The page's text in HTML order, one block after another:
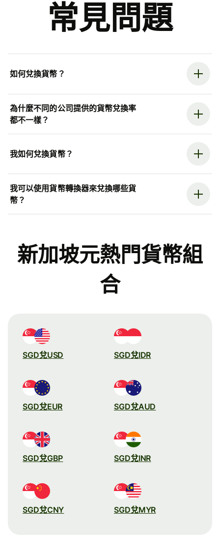
常見問題
如何兌換貨幣？
為什麼不同的公司提供的貨幣兌換率
都不一樣？
我如何兌換貨幣？
我可以使用貨幣轉換器來兌換哪些貨
幣？
新加坡元熱門貨幣組
合
SGD兌USD SGD兌IDR
SGD兌EUR SGD兌AUD
SGD兌GBP SGD兌INR
SGD兌CNY SGD兌MYR